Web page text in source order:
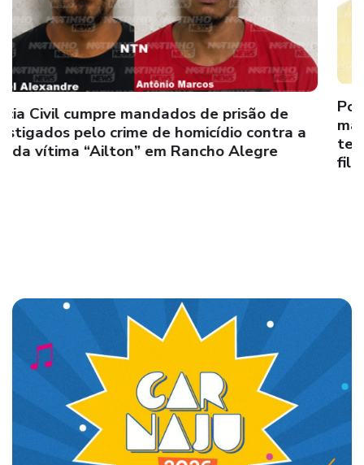
Polícia Civil de Caravelas prende, por força de
mandado de prisão, investigado por dupla
tentativa de homicídio contra a vida de mãe e
filha no Centro da cidade